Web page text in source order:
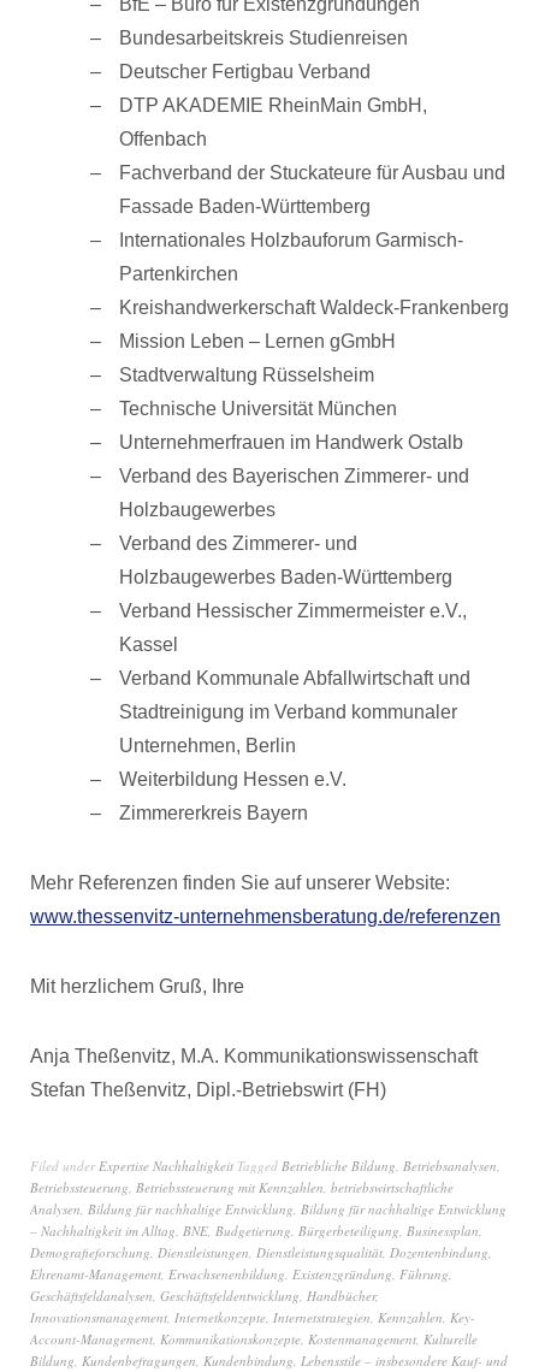
BfE – Büro für Existenzgründungen
Bundesarbeitskreis Studienreisen
Deutscher Fertigbau Verband
DTP AKADEMIE RheinMain GmbH,
Offenbach
Fachverband der Stuckateure für Ausbau und
Fassade Baden-Württemberg
Internationales Holzbauforum Garmisch-
Partenkirchen
Kreishandwerkerschaft Waldeck-Frankenberg
Mission Leben – Lernen gGmbH
Stadtverwaltung Rüsselsheim
Technische Universität München
Unternehmerfrauen im Handwerk Ostalb
Verband des Bayerischen Zimmerer- und
Holzbaugewerbes
Verband des Zimmerer- und
Holzbaugewerbes Baden-Württemberg
Verband Hessischer Zimmermeister e.V.,
Kassel
Verband Kommunale Abfallwirtschaft und
Stadtreinigung im Verband kommunaler
Unternehmen, Berlin
Weiterbildung Hessen e.V.
Zimmererkreis Bayern
Mehr Referenzen finden Sie auf unserer Website:
www.thessenvitz-unternehmensberatung.de/referenzen
Mit herzlichem Gruß, Ihre
Anja Theßenvitz, M.A. Kommunikationswissenschaft
Stefan Theßenvitz, Dipl.-Betriebswirt (FH)
Filed underExpertise Nachhaltigkeit Tagged Betriebliche Bildung, Betriebsanalysen,
Betriebssteuerung, Betriebssteuerung mit Kennzahlen, betriebswirtschaftliche
Analysen, Bildung für nachhaltige Entwicklung, Bildung für nachhaltige Entwicklung
– Nachhaltigkeit im Alltag, BNE, Budgetierung, Bürgerbeteiligung, Businessplan,
Demografieforschung, Dienstleistungen, Dienstleistungsqualität, Dozentenbindung,
Ehrenamt-Management, Erwachsenenbildung, Existenzgründung, Führung,
Geschäftsfeldanalysen, Geschäftsfeldentwicklung, Handbücher,
Innovationsmanagement, Internetkonzepte, Internetstrategien, Kennzahlen, Key-
Account-Management, Kommunikationskonzepte, Kostenmanagement, Kulturelle
Bildung, Kundenbefragungen, Kundenbindung, Lebensstile – insbesondere Kauf- und